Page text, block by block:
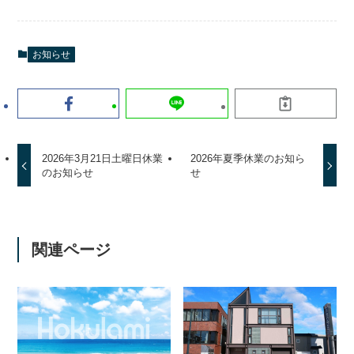
お知らせ
2026年3月21日土曜日休業
のお知らせ
2026年夏季休業のお知ら
せ
関連ページ